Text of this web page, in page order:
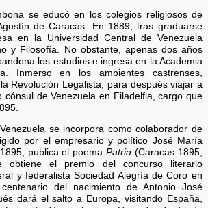
se educó en los colegios religiosos de
de Caracas. En 1889, tras graduarse
en la Universidad Central de Venezuela
y Filosofía. No obstante, apenas dos años
los estudios e ingresa en la Academia
Inmerso en los ambientes castrenses,
Revolución Legalista, para después viajar a
cónsul de Venezuela en Filadelfia, cargo que
se incorpora como colaborador de
por el empresario y político José María
publica el poemaPatria (Caracas 1895,
el premio del concurso literario
y federalista Sociedad Alegría de Coro en
del nacimiento de Antonio José
dará el salto a Europa, visitando España,